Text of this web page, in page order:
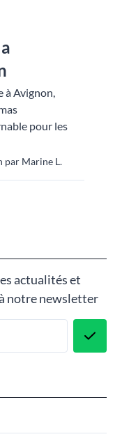
à Avignon,
pour les
par Marine L.
actualités et
notre newsletter